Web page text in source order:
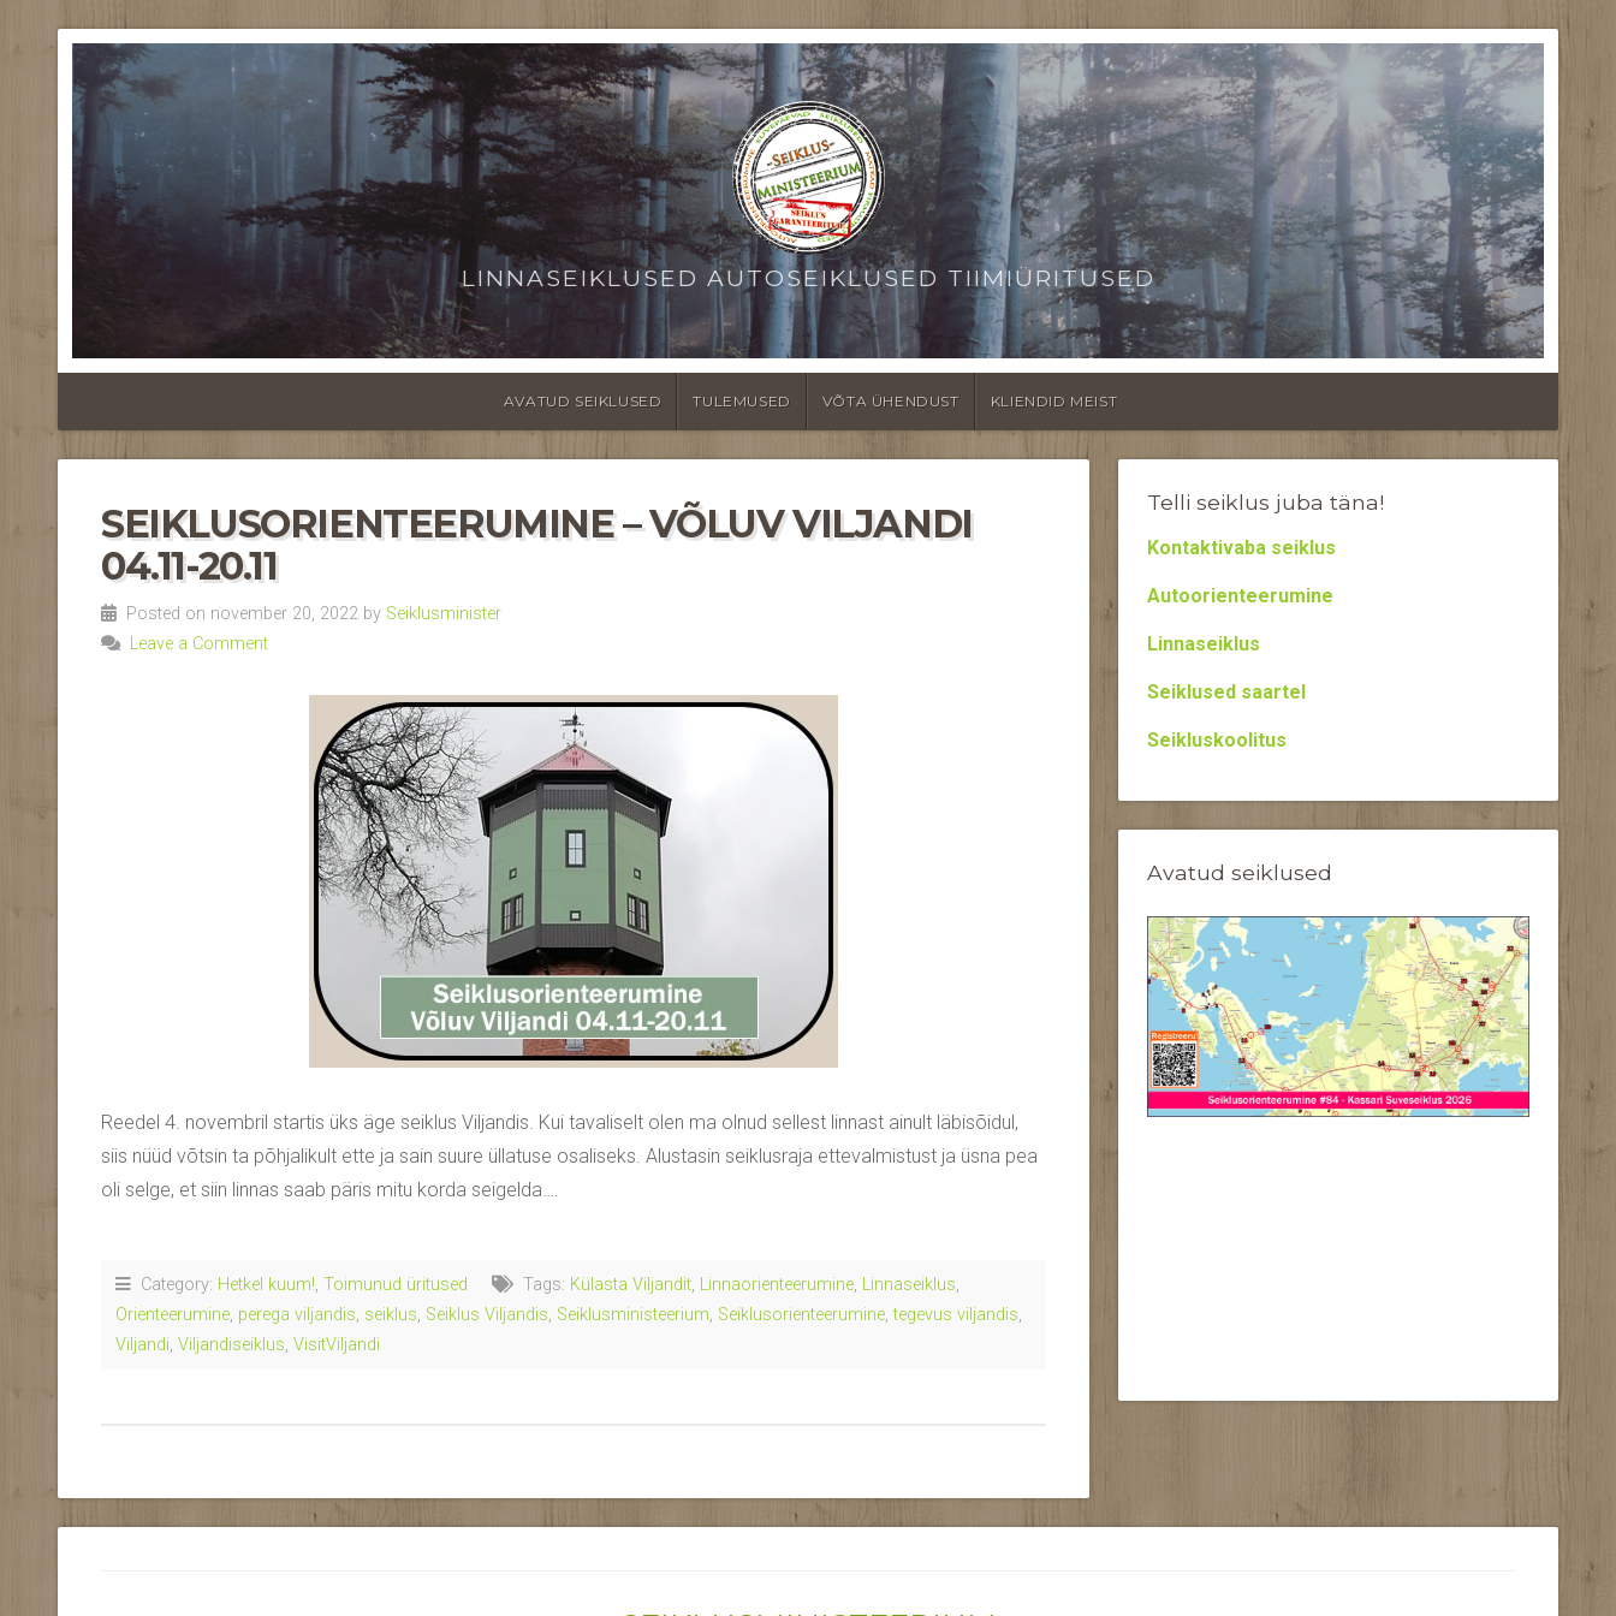
LINNASEIKLUSED AUTOSEIKLUSED TIIMIÜRITUSED
AVATUD SEIKLUSED TULEMUSED VÕTA ÜHENDUST KLIENDID MEIST
SEIKLUSORIENTEERUMINE – VÕLUV VILJANDI
04.11-20.11
Posted on november 20, 2022 by Seiklusminister
Leave a Comment
Reedel 4. novembril startis üks äge seiklus Viljandis. Kui tavaliselt olen ma olnud sellest linnast ainult läbisõidul,
siis nüüd võtsin ta põhjalikult ette ja sain suure üllatuse osaliseks. Alustasin seiklusraja ettevalmistust ja üsna pea
oli selge, et siin linnas saab päris mitu korda seigelda….
Category: Hetkel kuum!, Toimunud üritused Tags: Külasta Viljandit, Linnaorienteerumine, Linnaseiklus,
Orienteerumine, perega viljandis, seiklus, Seiklus Viljandis, Seiklusministeerium, Seiklusorienteerumine,tegevus viljandis,
Viljandi, Viljandiseiklus, VisitViljandi
Telli seiklus juba täna!
Kontaktivaba seiklus
Autoorienteerumine
Linnaseiklus
Seiklused saartel
Seikluskoolitus
Avatud seiklused